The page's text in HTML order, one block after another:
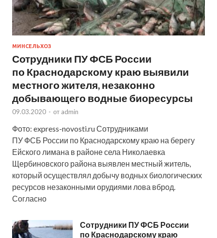
МИНСЕЛЬХОЗ
Сотрудники ПУ ФСБ России
по Краснодарскому краю выявили
местного жителя, незаконно
добывающего водные биоресурсы
09.03.2020 - от admin
Фото: express-novosti.ru Сотрудниками
ПУ ФСБ России по Краснодарскому краю на берегу
Ейского лимана в районе села Николаевка
Щербиновского района выявлен местный житель,
который осуществлял добычу водных биологических
ресурсов незаконными орудиями лова вброд.
Согласно
Сотрудники ПУ ФСБ России
по Краснодарскому краю